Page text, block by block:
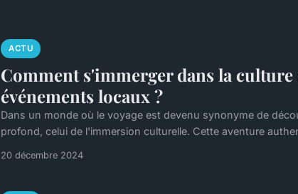
ACTU
Comment s'immerger dans la
événements locaux ?
Dans un monde où le voyage est devenu synonyme de
profond, celui de l'immersion culturelle. Cette aventure
20 décembre 2024